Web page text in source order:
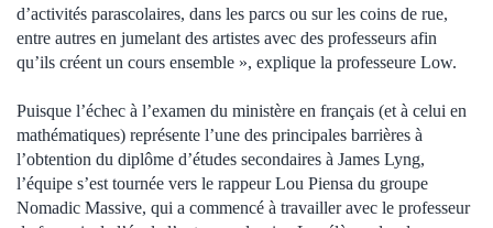
d’activités parascolaires, dans les parcs ou sur les coins de rue,
entre autres en jumelant des artistes avec des professeurs afin
qu’ils créent un cours ensemble », explique la professeure Low.
Puisque l’échec à l’examen du ministère en français (et à celui en
mathématiques) représente l’une des principales barrières à
l’obtention du diplôme d’études secondaires à James Lyng,
l’équipe s’est tournée vers le rappeur Lou Piensa du groupe
Nomadic Massive, qui a commencé à travailler avec le professeur